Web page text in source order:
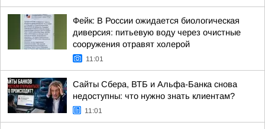
Фейк: В России ожидается биологическая
диверсия: питьевую воду через очистные
сооружения отравят холерой
11:01
Сайты Сбера, ВТБ и Альфа-Банка снова
недоступны: что нужно знать клиентам?
11:01